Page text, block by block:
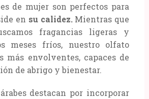
de mujer son perfectos para
en su calidez.Mientras que
fragancias ligeras y
meses fríos, nuestro olfato
más envolventes, capaces de
de abrigo y bienestar.
destacan por incorporar